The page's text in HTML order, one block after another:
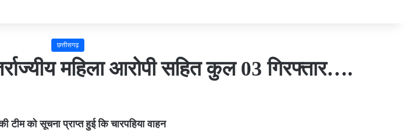
छत्तीसगढ़
महिला आरोपी सहित कुल 03 गिरफ्तार….
टीम को सूचना प्राप्त हुई कि चारपहिया वाहन